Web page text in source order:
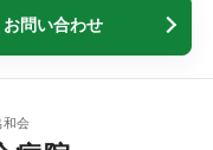
お問い合わせ
和会